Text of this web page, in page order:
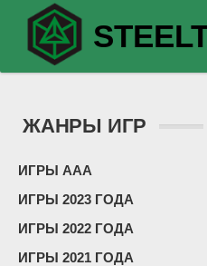
ЖАНРЫ ИГР
ИГРЫ ААА
ИГРЫ 2023 ГОДА
ИГРЫ 2022 ГОДА
ИГРЫ 2021 ГОДА